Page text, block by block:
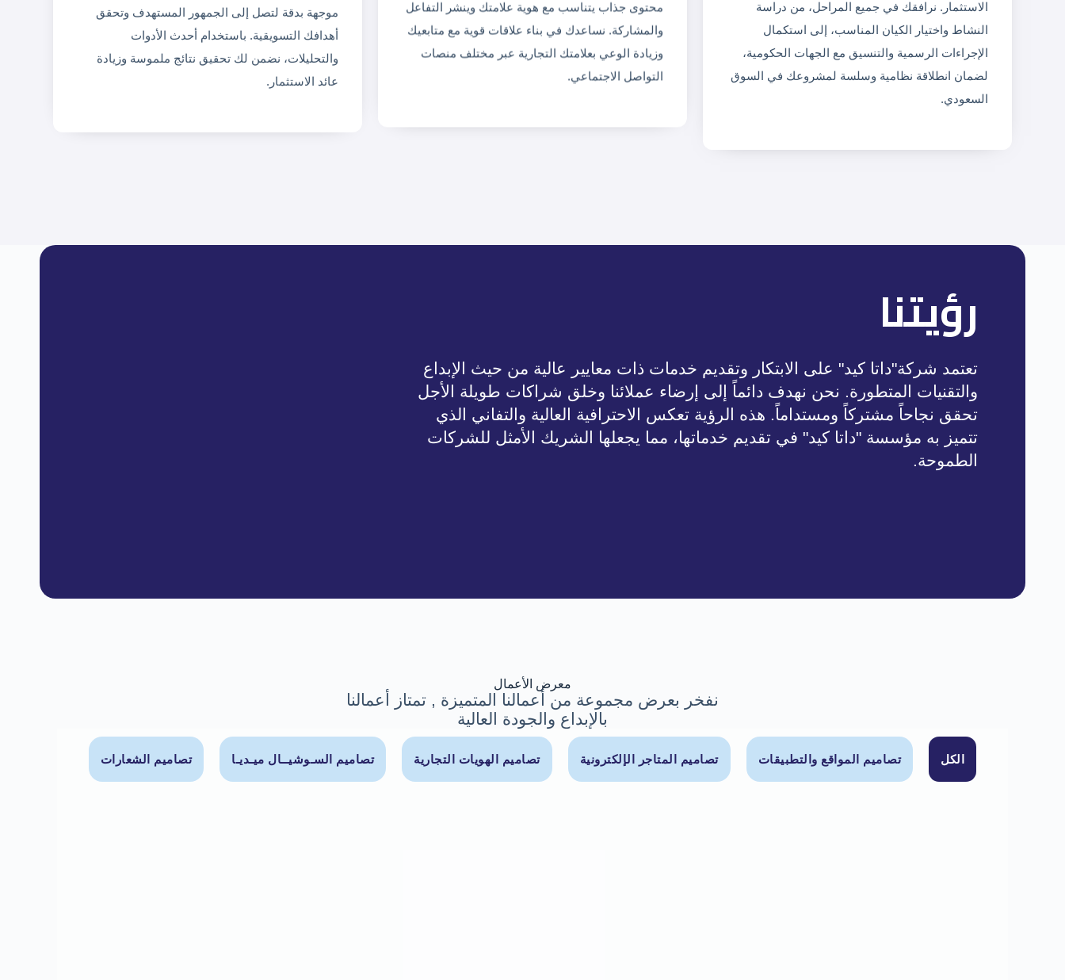
الاستثمار. نرافقك في جميع المراحل، من دراسة
النشاط واختيار الكيان المناسب، إلى استكمال
الإجراءات الرسمية والتنسيق مع الجهات الحكومية،
لضمان انطلاقة نظامية وسلسة لمشروعك في السوق
السعودي.
محتوى جذاب يتناسب مع هوية علامتك وينشر التفاعل
والمشاركة. نساعدك في بناء علاقات قوية مع متابعيك
وزيادة الوعي بعلامتك التجارية عبر مختلف منصات
التواصل الاجتماعي.
موجهة بدقة لتصل إلى الجمهور المستهدف وتحقق
أهدافك التسويقية. باستخدام أحدث الأدوات
والتحليلات، نضمن لك تحقيق نتائج ملموسة وزيادة
عائد الاستثمار.
رؤيتنا
تعتمد شركة"داتا كيد" على الابتكار وتقديم خدمات ذات معايير عالية من حيث الإبداع
والتقنيات المتطورة. نحن نهدف دائماً إلى إرضاء عملائنا وخلق شراكات طويلة الأجل
تحقق نجاحاً مشتركاً ومستداماً. هذه الرؤية تعكس الاحترافية العالية والتفاني الذي
تتميز به مؤسسة "داتا كيد" في تقديم خدماتها، مما يجعلها الشريك الأمثل للشركات
الطموحة.
معرض الأعمال
نفخر بعرض مجموعة من أعمالنا المتميزة , تمتاز أعمالنا
بالإبداع والجودة العالية
الكل تصاميم المواقع والتطبيقات تصاميم المتاجر الإلكترونية تصاميم الهويات التجارية تصاميم السـوشيــال ميـديـا تصاميم الشعارات